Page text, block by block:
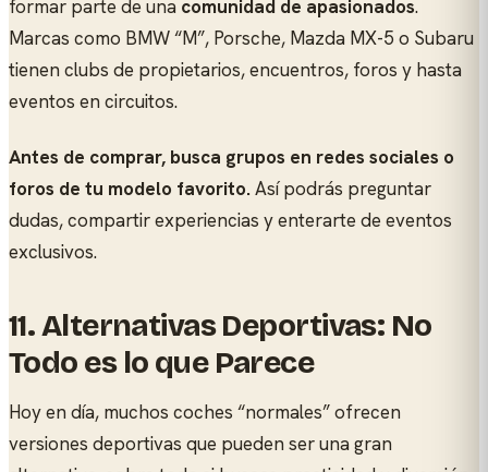
formar parte de una comunidad de apasionados.
Marcas como BMW “M”, Porsche, Mazda MX-5 o Subaru
tienen clubs de propietarios, encuentros, foros y hasta
eventos en circuitos.
Antes de comprar, busca grupos en redes sociales o
foros de tu modelo favorito. Así podrás preguntar
dudas, compartir experiencias y enterarte de eventos
exclusivos.
11. Alternativas Deportivas: No
Todo es lo que Parece
Hoy en día, muchos coches “normales” ofrecen
versiones deportivas que pueden ser una gran